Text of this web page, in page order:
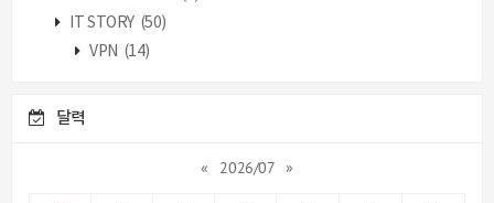
IT STORY (50)
VPN (14)
달력
« 2026/07 »